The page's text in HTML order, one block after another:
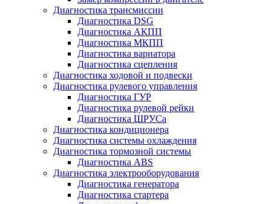
Диагностика трансмиссии
Диагностика DSG
Диагностика АКПП
Диагностика МКПП
Диагностика вариатора
Диагностика сцепления
Диагностика ходовой и подвески
Диагностика рулевого управления
Диагностика ГУР
Диагностика рулевой рейки
Диагностика ШРУСа
Диагностика кондиционера
Диагностика системы охлаждения
Диагностика тормозной системы
Диагностика ABS
Диагностика электрооборудования
Диагностика генератора
Диагностика стартера